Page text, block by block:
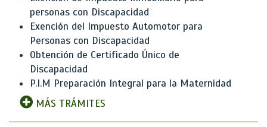
personas con Discapacidad
Exención del Impuesto Automotor para
Personas con Discapacidad
Obtención de Certificado Único de
Discapacidad
P.I.M Preparación Integral para la Maternidad
MÁS TRÁMITES